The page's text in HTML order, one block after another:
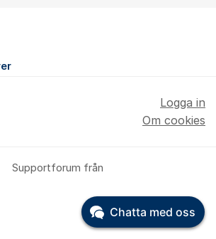
Supportforum från
Logga in
Om cookies
Chatta med oss